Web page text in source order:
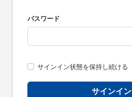
パスワード
サインイン状態を保持し続ける
サインイン